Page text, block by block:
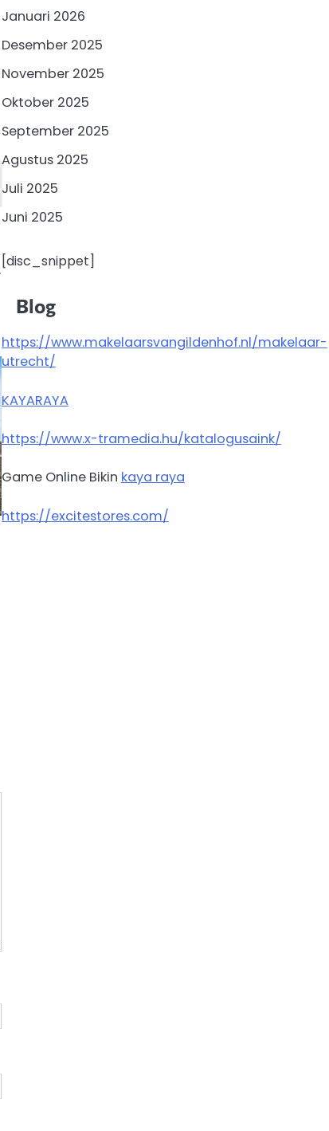
Januari 2026
Desember 2025
November 2025
Oktober 2025
September 2025
Agustus 2025
Juli 2025
Juni 2025
[disc_snippet]
Blog
https://www.makelaarsvangildenhof.nl/makelaar-
utrecht/
KAYARAYA
https://www.x-tramedia.hu/katalogusaink/
Game Online Bikin kaya raya
https://excitestores.com/